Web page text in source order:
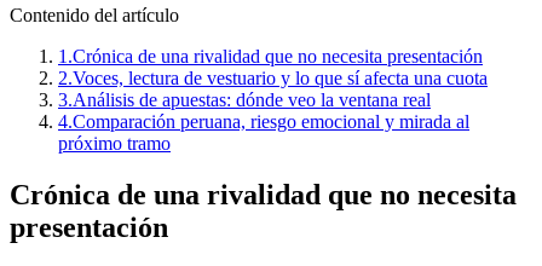
Contenido del artículo
1.Crónica de una rivalidad que no necesita presentación
2.Voces, lectura de vestuario y lo que sí afecta una cuota
3.Análisis de apuestas: dónde veo la ventana real
4.Comparación peruana, riesgo emocional y mirada al
próximo tramo
Crónica de una rivalidad que no necesita
presentación